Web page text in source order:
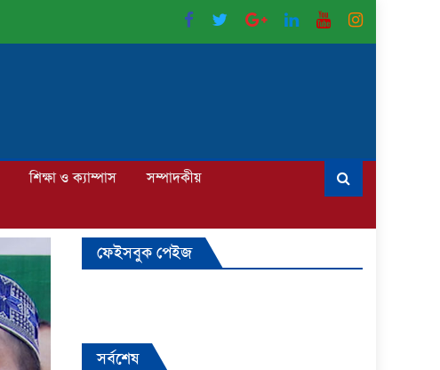
শিক্ষা ও ক্যাম্পাস
সম্পাদকীয়
ফেইসবুক পেইজ
সর্বশেষ